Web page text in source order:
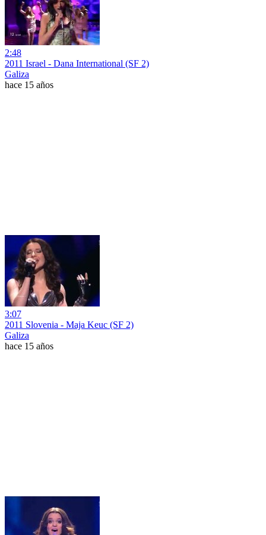
2:48
2011 Israel - Dana International (SF 2)
Galiza
hace 15 años
3:07
2011 Slovenia - Maja Keuc (SF 2)
Galiza
hace 15 años